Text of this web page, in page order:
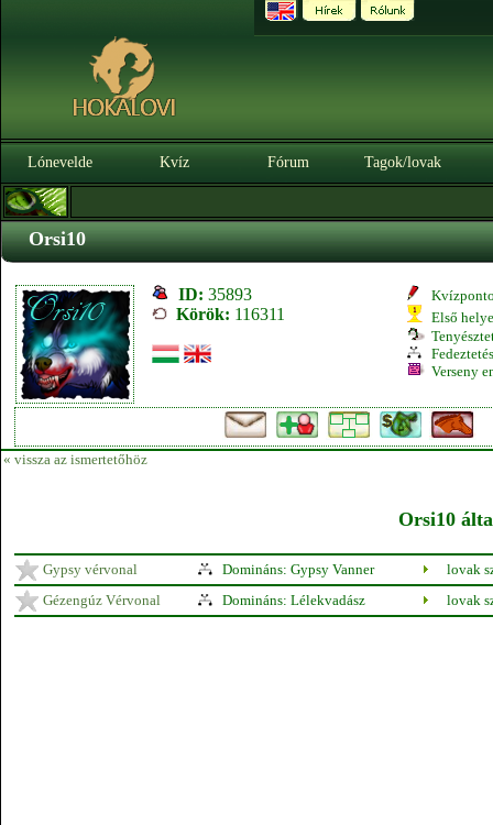
Lónevelde Kvíz Fórum Tagok/lovak
Orsi10
ID: 35893
Körök: 116311
Első
Verseny
« vissza az ismertetőhöz
Orsi10
Gypsy vérvonal Domináns: Gypsy Vanner
lovak
Gézengúz Vérvonal
Domináns: Lélekvadász lovak